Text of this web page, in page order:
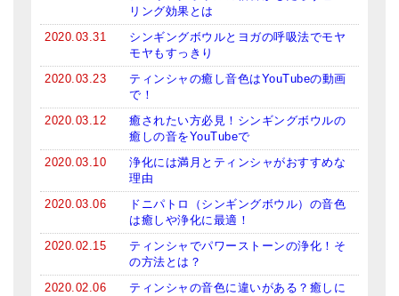
初級講座
倍音呼吸法レッスン
上級講座
ビギナー講師・養成講座
アマナマナとは
About Us
リング効果とは
2020.03.31
シンギングボウルとヨガの呼吸法でモヤ
モヤもすっきり
2020.03.23
ティンシャの癒し音色はYouTubeの動画
で！
2020.03.12
癒されたい方必見！シンギングボウルの
癒しの音をYouTubeで
2020.03.10
浄化には満月とティンシャがおすすめな
理由
2020.03.06
ドニパトロ（シンギングボウル）の音色
は癒しや浄化に最適！
2020.02.15
ティンシャでパワーストーンの浄化！そ
の方法とは？
2020.02.06
ティンシャの音色に違いがある？癒しに